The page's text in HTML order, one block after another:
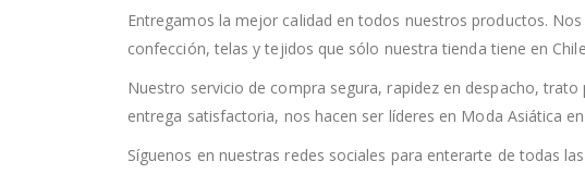
Entregamos la mejor calidad en todos nuestros productos.
confección, telas y tejidos que sólo nuestra tienda tiene en
Nuestro servicio de compra segura, rapidez en despacho,
entrega satisfactoria, nos hacen ser líderes en Moda Asiática
Síguenos en nuestras redes sociales para enterarte de todas